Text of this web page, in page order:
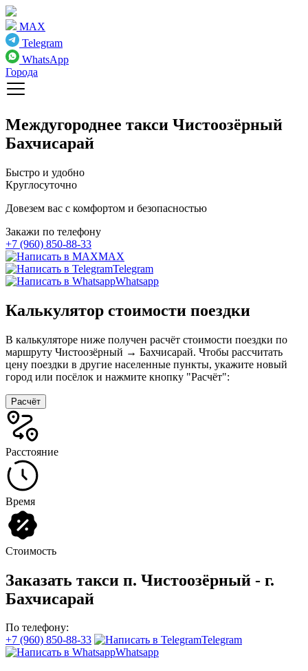
MAX
Telegram
WhatsApp
Города
Междугороднее такси Чистоозёрный
Бахчисарай
Быстро и удобно
Круглосуточно
Довезем вас с комфортом и безопасностью
Закажи по телефону
+7 (960) 850-88-33
MAX
Telegram
Whatsapp
Калькулятор стоимости поездки
В калькуляторе ниже получен расчёт стоимости поездки по
маршруту Чистоозёрный → Бахчисарай. Чтобы рассчитать
цену поездки в другие населенные пункты, укажите новый
город или посёлок и нажмите кнопку "Расчёт":
Расчёт
Расстояние
Время
Стоимость
Заказать такси п. Чистоозёрный - г.
Бахчисарай
По телефону:
+7 (960) 850-88-33
Telegram
Whatsapp